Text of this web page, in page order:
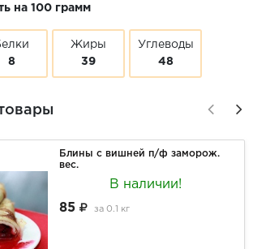
на 100 грамм
8
Жиры
39
Углеводы
48
Блины с вишней п/ф заморож.
вес.
В наличии!
85
за 0.1 кг